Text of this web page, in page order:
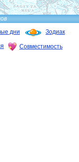
дни Зодиак
Совместимость